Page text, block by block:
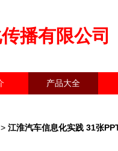
播有限公司
产品大全
> 江淮汽车信息化实践 31张